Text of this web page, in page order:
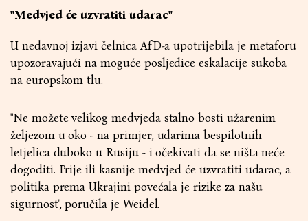
"Medvjed će uzvratiti udarac"
U nedavnoj izjavi čelnica AfD-a upotrijebila je metaforu
upozoravajući na moguće posljedice eskalacije sukoba
na europskom tlu.
"Ne možete velikog medvjeda stalno bosti užarenim
željezom u oko - na primjer, udarima bespilotnih
letjelica duboko u Rusiju - i očekivati da se ništa neće
dogoditi. Prije ili kasnije medvjed će uzvratiti udarac, a
politika prema Ukrajini povećala je rizike za našu
sigurnost", poručila je Weidel.